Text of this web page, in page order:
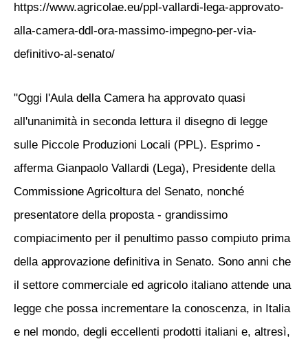
https://www.agricolae.eu/ppl-vallardi-lega-approvato-
alla-camera-ddl-ora-massimo-impegno-per-via-
definitivo-al-senato/
"Oggi l'Aula della Camera ha approvato quasi
all'unanimità in seconda lettura il disegno di legge
sulle Piccole Produzioni Locali (PPL). Esprimo -
afferma Gianpaolo Vallardi (Lega), Presidente della
Commissione Agricoltura del Senato, nonché
presentatore della proposta - grandissimo
compiacimento per il penultimo passo compiuto prima
della approvazione definitiva in Senato. Sono anni che
il settore commerciale ed agricolo italiano attende una
legge che possa incrementare la conoscenza, in Italia
e nel mondo, degli eccellenti prodotti italiani e, altresì,